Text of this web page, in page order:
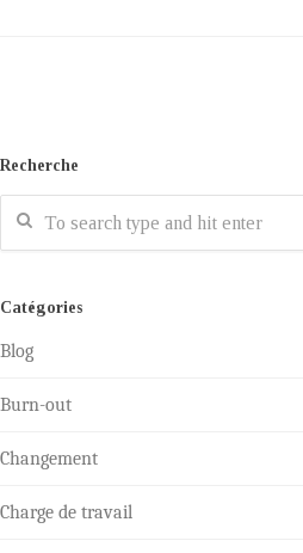
Recherche
Catégories
Blog
Burn-out
Changement
Charge de travail